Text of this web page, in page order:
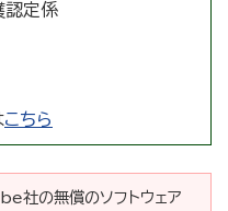
定係
こちら
社の無償のソフトウェア